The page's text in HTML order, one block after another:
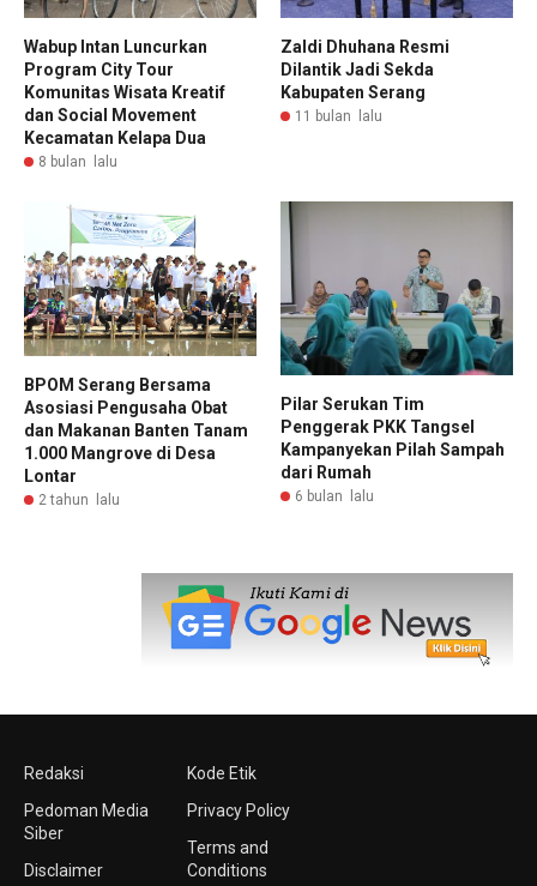
Wabup Intan Luncurkan
Program City Tour
Komunitas Wisata Kreatif
dan Social Movement
Kecamatan Kelapa Dua
8 bulan lalu
Zaldi Dhuhana Resmi
Dilantik Jadi Sekda
Kabupaten Serang
11 bulan lalu
BPOM Serang Bersama
Asosiasi Pengusaha Obat
dan Makanan Banten Tanam
1.000 Mangrove di Desa
Lontar
2 tahun lalu
Pilar Serukan Tim
Penggerak PKK Tangsel
Kampanyekan Pilah Sampah
dari Rumah
6 bulan lalu
Redaksi
Pedoman Media
Siber
Disclaimer
Kode Etik
Privacy Policy
Terms and
Conditions